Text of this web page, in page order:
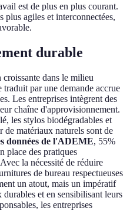
est de plus en plus courant.
plus agiles et interconnectées,
durable
dans le milieu
par une demande accrue
Les entreprises intègrent des
chaîne d'approvisionnement.
les stylos biodégradables et
de matériaux naturels sont de
données de l'ADEME, 55%
place des pratiques
la nécessité de réduire
de bureau respectueuses
un atout, mais un impératif
et en sensibilisant leurs
les entreprises